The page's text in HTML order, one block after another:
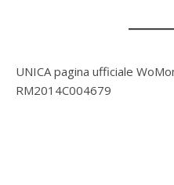
UNICA pagina ufficiale
RM2014C004679